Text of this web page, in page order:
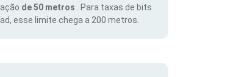
de 50 metros
. Para taxas de bits
esse limite chega a 200 metros.